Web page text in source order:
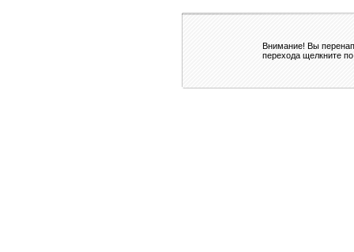
Внимание! Вы
перехода щелкните